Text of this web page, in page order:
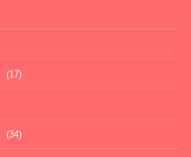
(17)
(34)